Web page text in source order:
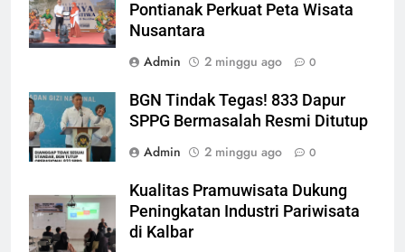
Pontianak Perkuat Peta Wisata
Nusantara
Admin
2 minggu ago 0
BGN Tindak Tegas! 833 Dapur
SPPG Bermasalah Resmi Ditutup
Admin
2 minggu ago 0
Kualitas Pramuwisata Dukung
Peningkatan Industri Pariwisata
di Kalbar